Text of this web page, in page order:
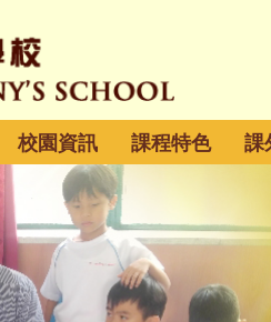
校園資訊 課程特色 課